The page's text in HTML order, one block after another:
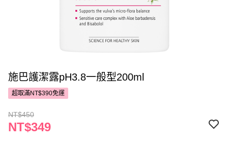
施巴護潔露pH3.8一般型200ml
超取滿NT$390免運
NT$450
NT$349